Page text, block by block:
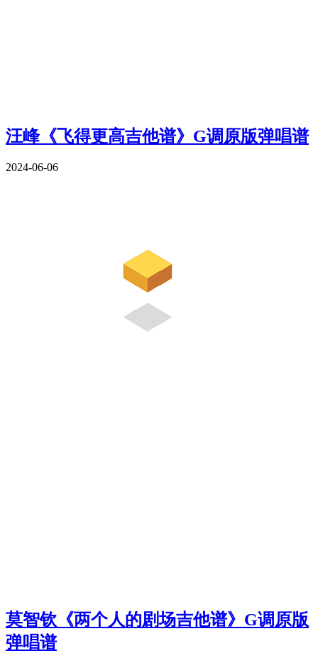
汪峰《飞得更高吉他谱》G调原版弹唱谱
2024-06-06
莫智钦《两个人的剧场吉他谱》G调原版
弹唱谱